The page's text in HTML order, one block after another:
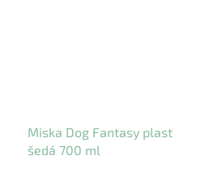
Miska Dog Fantasy plast
šedá 700 ml